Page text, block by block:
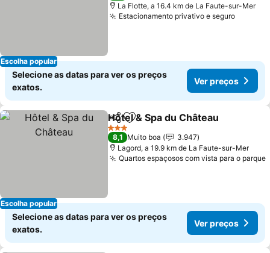
Escolha popular
La Flotte, a 16.4 km de La Faute-sur-Mer
Estacionamento privativo e seguro
Selecione as datas para ver os preços
exatos.
Ver preços
Escolha popular
PartilharAdicionar aos favoritos
Hôtel & Spa du Château
3 Estrelas
8,1 Muito boa
3.947
Lagord, a 19.9 km de La Faute-sur-Mer
Quartos espaçosos com vista para o parque
Selecione as datas para ver os preços
exatos.
Ver preços